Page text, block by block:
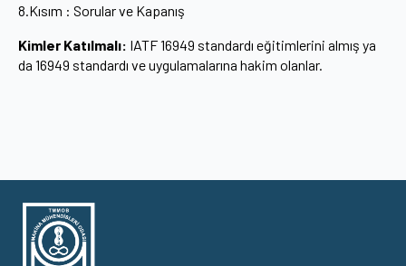
8.Kısım : Sorular ve Kapanış
Kimler Katılmalı: IATF 16949 standardı eğitimlerini almış ya
da 16949 standardı ve uygulamalarına hakim olanlar.